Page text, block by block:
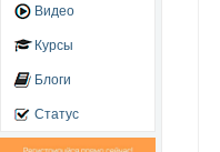
Видео
Курсы
Блоги
Статус